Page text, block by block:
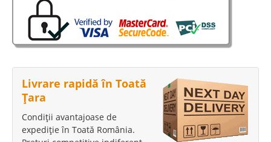
Livrare rapidă în Toată
Țara
Condiții avantajoase de
expediție în Toată România.